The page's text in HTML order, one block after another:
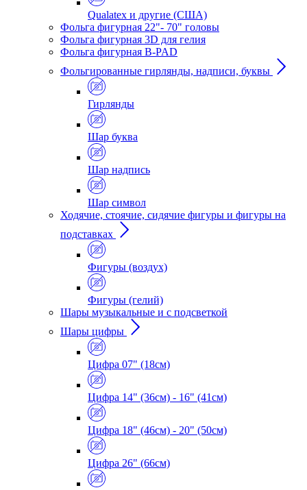
Qualatex и другие (США)
Фольга фигурная 22"- 70" головы
Фольга фигурная 3D для гелия
Фольга фигурная B-PAD
Фольгированные гирлянды, надписи, буквы
Гирлянды
Шар буква
Шар надпись
Шар символ
Ходячие, стоячие, сидячие фигуры и фигуры на
подставках
Фигуры (воздух)
Фигуры (гелий)
Шары музыкальные и с подсветкой
Шары цифры
Цифра 07" (18см)
Цифра 14" (36см) - 16" (41см)
Цифра 18" (46см) - 20" (50см)
Цифра 26" (66см)